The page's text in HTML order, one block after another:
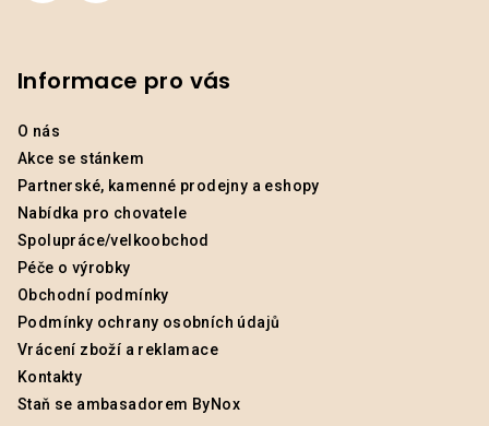
Informace pro vás
O nás
Akce se stánkem
Partnerské, kamenné prodejny a eshopy
Nabídka pro chovatele
Spolupráce/velkoobchod
Péče o výrobky
Obchodní podmínky
Podmínky ochrany osobních údajů
Vrácení zboží a reklamace
Kontakty
Staň se ambasadorem ByNox